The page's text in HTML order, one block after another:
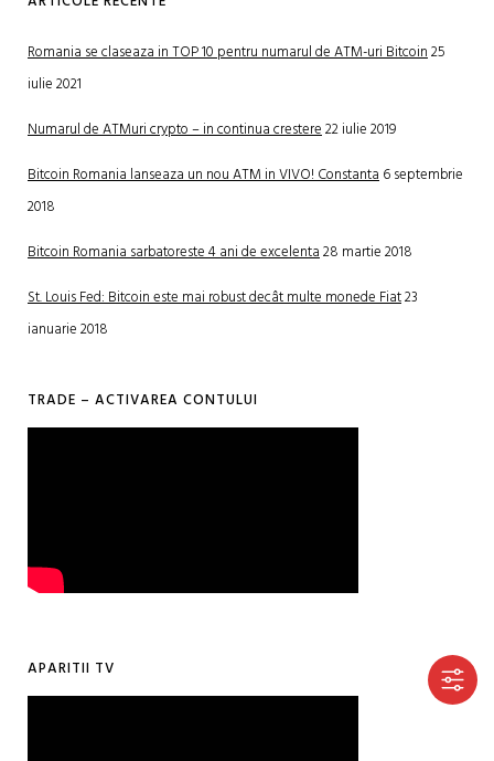
Romania se claseaza in TOP 10 pentru numarul de ATM-uri Bitcoin25
iulie 2021
Numarul de ATMuri crypto – in continua crestere22 iulie 2019
Bitcoin Romania lanseaza un nou ATM in VIVO! Constanta6 septembrie
2018
Bitcoin Romania sarbatoreste 4 ani de excelenta28 martie 2018
St. Louis Fed: Bitcoin este mai robust decât multe monede Fiat23
ianuarie 2018
TRADE – ACTIVAREA CONTULUI
APARITII TV